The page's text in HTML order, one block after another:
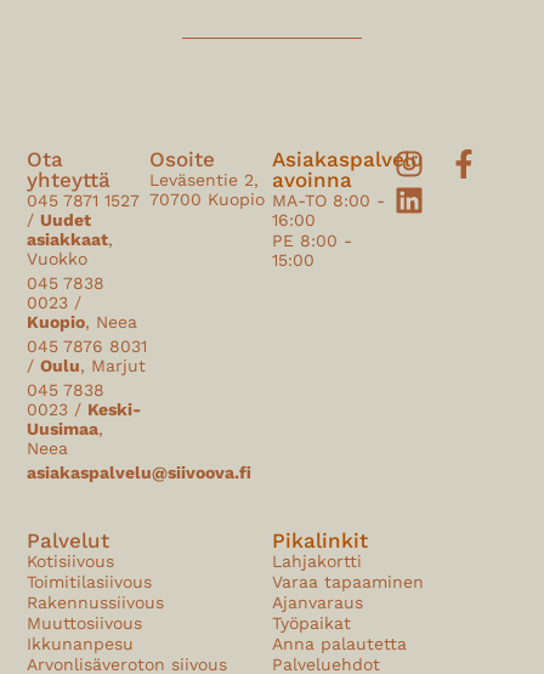
Ota
yhteyttä
045 7871 1527
/ Uudet
asiakkaat,
Vuokko
045 7838
0023 /
Kuopio, Neea
045 7876 8031
/Oulu, Marjut
045 7838
0023 / Keski-
Uusimaa,
Neea
asiakaspalvelu@siivoova.fi
Osoite
Leväsentie 2,
70700 Kuopio
Asiakaspalvelu
avoinna
MA-TO 8:00 -
16:00
PE 8:00 -
15:00
Palvelut
Kotisiivous
Toimitilasiivous
Rakennussiivous
Muuttosiivous
Ikkunanpesu
Arvonlisäveroton siivous
Pikalinkit
Lahjakortti
Varaa tapaaminen
Ajanvaraus
Työpaikat
Anna palautetta
Palveluehdot